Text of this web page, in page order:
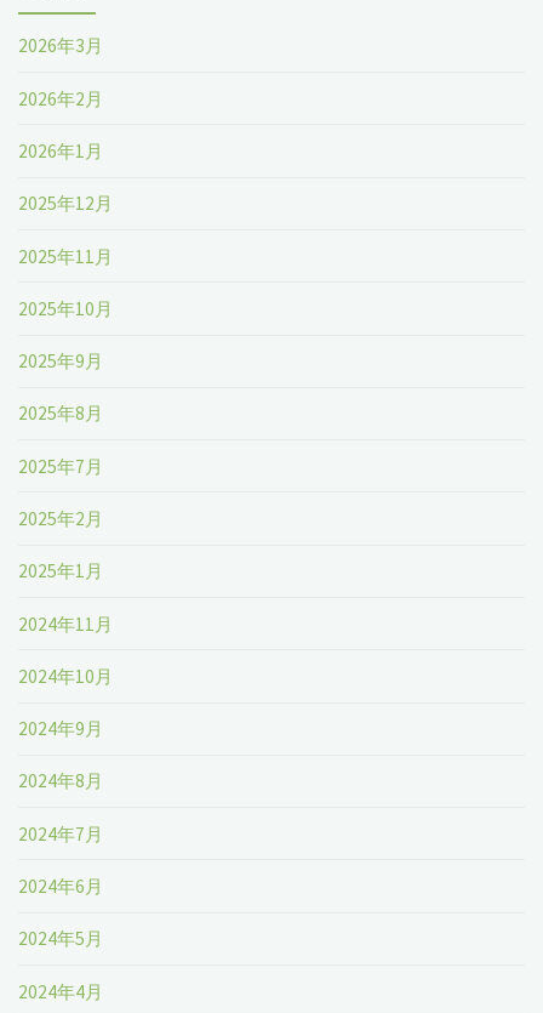
2026年3月
2026年2月
2026年1月
2025年12月
2025年11月
2025年10月
2025年9月
2025年8月
2025年7月
2025年2月
2025年1月
2024年11月
2024年10月
2024年9月
2024年8月
2024年7月
2024年6月
2024年5月
2024年4月